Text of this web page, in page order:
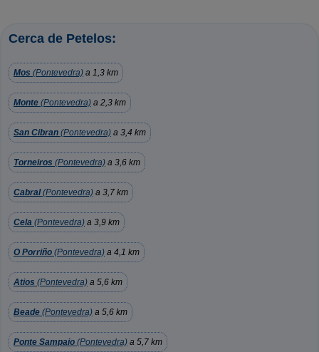
Cerca de Petelos:
Mos (Pontevedra) a 1,3 km
Monte (Pontevedra) a 2,3 km
San Cibran (Pontevedra) a 3,4 km
Torneiros (Pontevedra) a 3,6 km
Cabral(Pontevedra) a 3,7 km
Cela (Pontevedra) a 3,9 km
O Porriño (Pontevedra) a 4,1 km
Atios (Pontevedra) a 5,6 km
Beade (Pontevedra) a 5,6 km
Ponte Sampaio (Pontevedra) a 5,7 km